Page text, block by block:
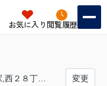
お気に入り 閲覧履歴
変更